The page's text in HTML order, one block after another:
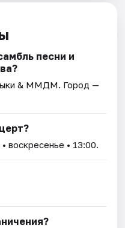
песни и
& ММДМ. Город —
• воскресенье • 13:00.